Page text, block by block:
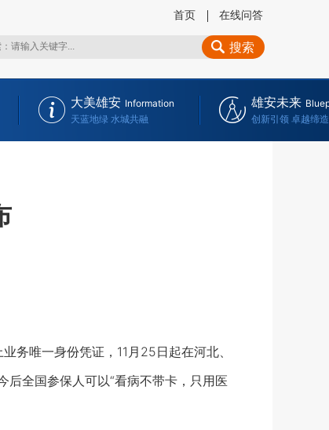
首页 在线问答
搜索
大美雄安 Information
天蓝地绿 水城共融
雄安未来
创新引领 卓越缔造
唯一身份凭证，11月25日起在河北、
全国参保人可以“看病不带卡，只用医